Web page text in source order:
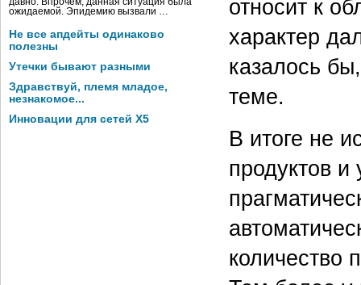
ожидаемой. Эпидемию вызвали …
Не все апдейты одинаково
полезны
Утечки бывают разными
Здравствуй, племя младое,
незнакомое...
Инновации для сетей X5
относит к
характер
казалось
теме.
В итоге не
продуктов и
количество